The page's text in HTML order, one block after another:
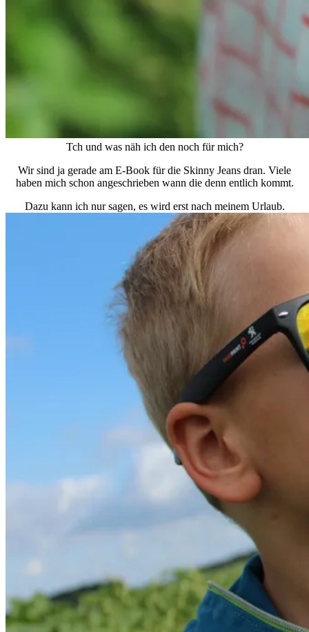
Tch und was näh ich den noch für mich?
Wir sind ja gerade am E-Book für die Skinny Jeans dran. Viele
haben mich schon angeschrieben wann die denn entlich kommt.
Dazu kann ich nur sagen, es wird erst nach meinem Urlaub.